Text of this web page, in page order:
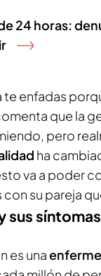
24 horas:
te enfadas
que la
pero
ha
va a poder
su pareja
sus síntomas
es una